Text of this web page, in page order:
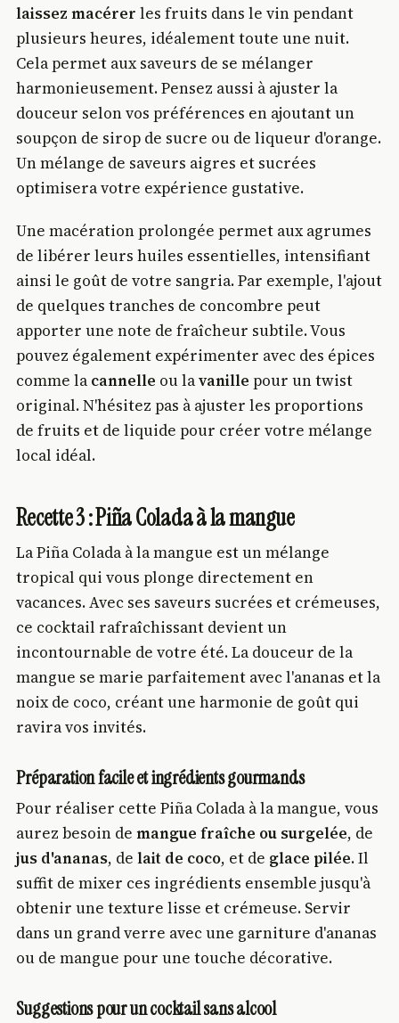
laissez macérer les fruits dans le vin pendant
plusieurs heures, idéalement toute une nuit.
Cela permet aux saveurs de se mélanger
harmonieusement. Pensez aussi à ajuster la
douceur selon vos préférences en ajoutant un
soupçon de sirop de sucre ou de liqueur d'orange.
Un mélange de saveurs aigres et sucrées
optimisera votre expérience gustative.
Une macération prolongée permet aux agrumes
de libérer leurs huiles essentielles, intensifiant
ainsi le goût de votre sangria. Par exemple, l'ajout
de quelques tranches de concombre peut
apporter une note de fraîcheur subtile. Vous
pouvez également expérimenter avec des épices
comme la cannelle ou lavanille pour un twist
original. N'hésitez pas à ajuster les proportions
de fruits et de liquide pour créer votre mélange
local idéal.
Recette 3 : Piña Colada à la mangue
La Piña Colada à la mangue est un mélange
tropical qui vous plonge directement en
vacances. Avec ses saveurs sucrées et crémeuses,
ce cocktail rafraîchissant devient un
incontournable de votre été. La douceur de la
mangue se marie parfaitement avec l'ananas et la
noix de coco, créant une harmonie de goût qui
ravira vos invités.
Préparation facile et ingrédients gourmands
Pour réaliser cette Piña Colada à la mangue, vous
aurez besoin demangue fraîche ou surgelée, de
jus d'ananas, delait de coco, et de glace pilée. Il
suffit de mixer ces ingrédients ensemble jusqu'à
obtenir une texture lisse et crémeuse. Servir
dans un grand verre avec une garniture d'ananas
ou de mangue pour une touche décorative.
Suggestions pour un cocktail sans alcool